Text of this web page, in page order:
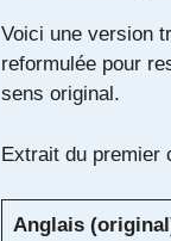
Voici une version
reformulée pour
sens original.
Extrait du premier
Anglais